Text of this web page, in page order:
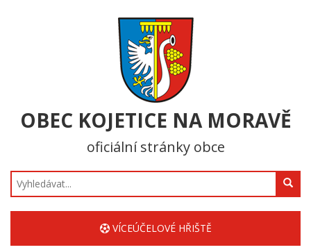
OBEC KOJETICE NA MORAVĚ
oficiální stránky obce
Hledat
VÍCEÚČELOVÉ HŘIŠTĚ